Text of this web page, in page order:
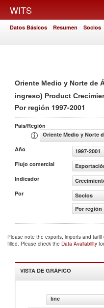
WITS
Datos Básicos Resumen Socios
Oriente Medio y Norte de
ingreso) Product
Por región 1997-2001
País/Región
Oriente Medio y Norte
Año
1997-2001
Flujo comercial
Indicador
Por
Socios
Por región
Please note the exports, imports and
filled. Please check the Data Availability
VISTA DE GRÁFICO
line